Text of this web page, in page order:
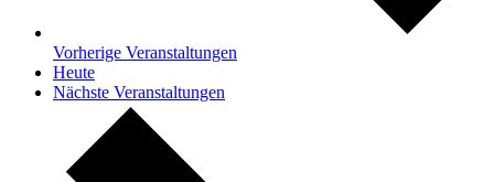
Vorherige Veranstaltungen
Heute
Nächste Veranstaltungen